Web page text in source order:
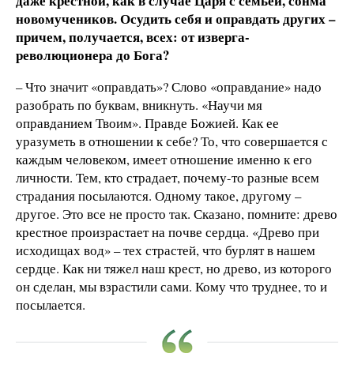
новомучеников. Осудить себя и оправдать других –
причем, получается, всех: от изверга-
революционера до Бога?
– Что значит «оправдать»? Слово «оправдание» надо
разобрать по буквам, вникнуть. «Научи мя
оправданием Твоим». Правде Божией. Как ее
уразуметь в отношении к себе? То, что совершается с
каждым человеком, имеет отношение именно к его
личности. Тем, кто страдает, почему-то разные всем
страдания посылаются. Одному такое, другому –
другое. Это все не просто так. Сказано, помните: древо
крестное произрастает на почве сердца. «Древо при
исходищах вод» – тех страстей, что бурлят в нашем
сердце. Как ни тяжел наш крест, но древо, из которого
он сделан, мы взрастили сами. Кому что труднее, то и
посылается.